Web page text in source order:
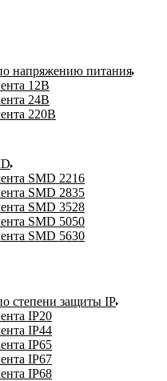
напряжению питания
12В
24В
220В
SMD 2216
SMD 2835
SMD 3528
SMD 5050
SMD 5630
степени защиты IP
IP20
IP44
IP65
IP67
IP68